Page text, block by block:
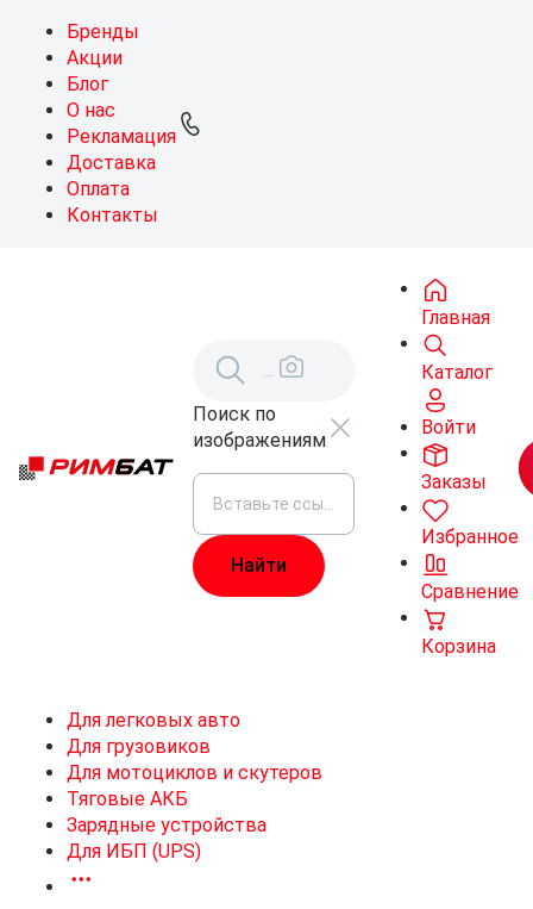
Бренды
Акции
Блог
О нас
Рекламация
Доставка
Оплата
Контакты
Поиск по
изображениям
Главная
Каталог
Войти
Заказы
Избранное
Сравнение
Корзина
Для легковых авто
Для грузовиков
Для мотоциклов и скутеров
Тяговые АКБ
Зарядные устройства
Для ИБП (UPS)